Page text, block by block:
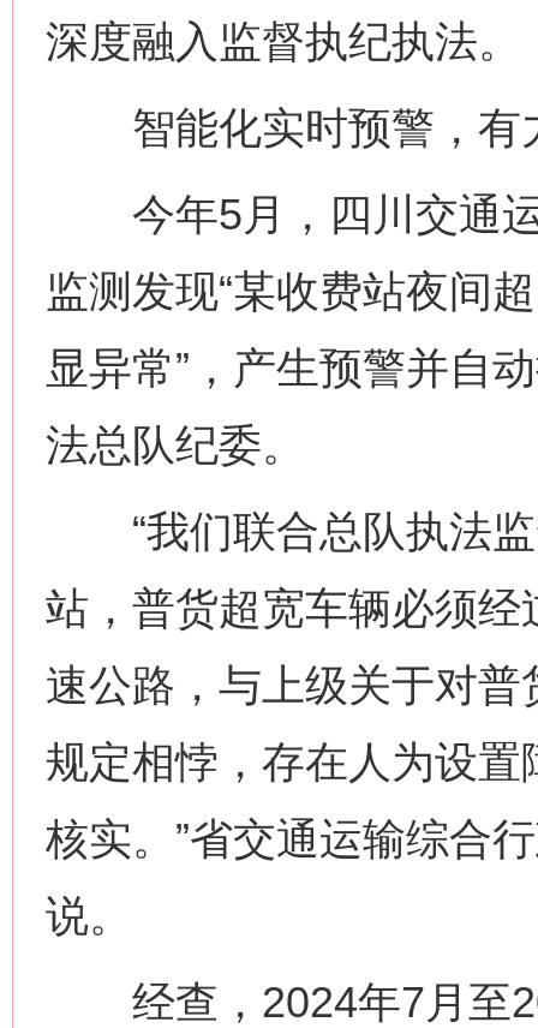
深度融入监督执纪执法。
智能化实时预警，有
今年5月，四川交通运
监测发现“某收费站夜间
显异常”，产生预警并自
法总队纪委。
“我们联合总队执法监
站，普货超宽车辆必须
速公路，与上级关于对普
规定相悖，存在人为设
核实。”省交通运输综合
说。
经查，2024年7月至